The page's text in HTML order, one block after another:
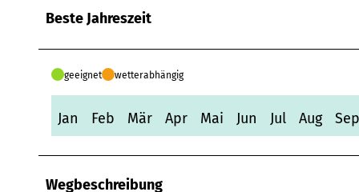
Beste Jahreszeit
geeignet wetterabhängig
Jan Feb Mär Apr Mai Jun Jul Aug Sep
Wegbeschreibung